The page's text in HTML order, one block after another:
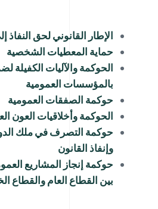
الإطار القانوني لحق النفاذ
حماية المعطيات الشخصية
الحوكمة والآليات الكفيلة
بالمؤسسات العمومية
حوكمة الصفقات العمومية
الحوكمة وأخلاقيات العون
حوكمة التصرف في ملك
وإنفاذ القانون
حوكمة إنجاز المشاريع
بين القطاع العام والقطاع